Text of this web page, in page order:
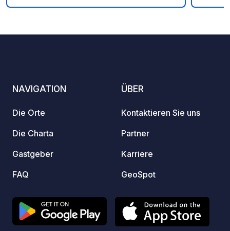
NAVIGATION
Die Orte
Die Charta
Gastgeber
FAQ
ÜBER
Kontaktieren Sie uns
Partner
Karriere
GeoSpot